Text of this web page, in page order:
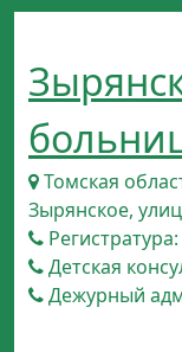
Томская
Зырянское,
Детская
Дежурный